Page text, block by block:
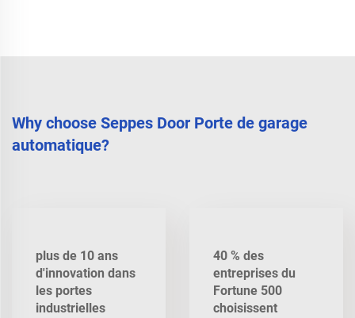
Why choose Seppes Door Porte de garage
automatique?
plus de 10 ans
d'innovation dans
les portes
industrielles
40 % des
entreprises du
Fortune 500
choisissent